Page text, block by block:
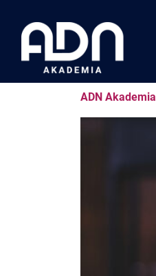
content
ADN Akademia